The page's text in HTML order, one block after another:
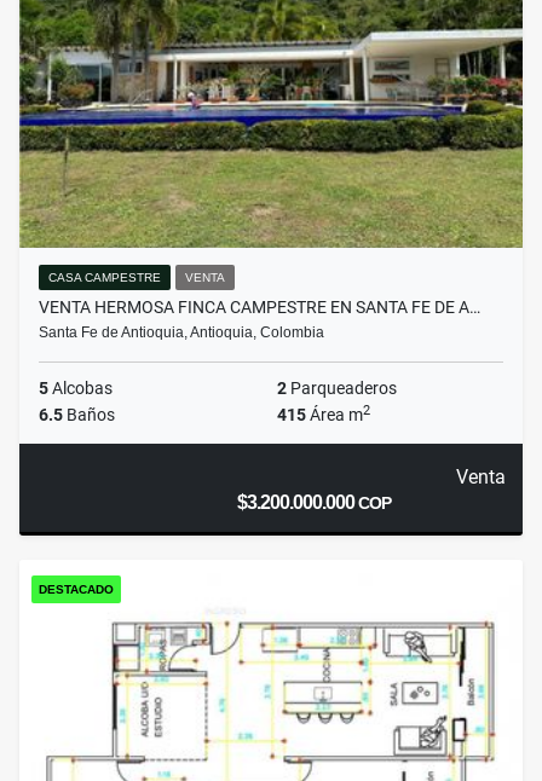
CASA CAMPESTRE VENTA
VENTA HERMOSA FINCA CAMPESTRE EN SANTA FE DE A…
Santa Fe de Antioquia, Antioquia, Colombia
5Alcobas 2 Parqueaderos
6.5 Baños 415Área m2
Venta
$3.200.000.000COP
DESTACADO